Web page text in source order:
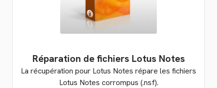
Réparation de fichiers Lotus Notes
La récupération pour Lotus Notes répare les fichiers
Lotus Notes corrompus (.nsf).